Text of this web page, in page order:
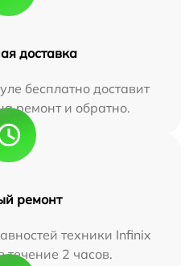
доставка
бесплатно доставит
ремонт и обратно.
ремонт
техники Infinix
течение 2 часов.